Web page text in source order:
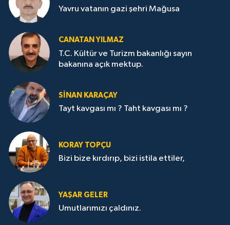
Yavru vatanın gazi şehri Mağusa
CANATAN YILMAZ
T.C. Kültür ve Turizm bakanlığı sayın
bakanına açık mektup.
SİNAN KARAÇAY
Tayt kavgası mı ? Taht kavgası mı ?
KORAY TOPÇU
Bizi bize kırdırıp, bizi istila ettiler,
YAŞAR GELER
Umutlarımızı çaldınız.